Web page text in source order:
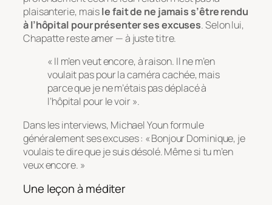
plaisanterie, maisle fait de ne jamais s’être rendu
à l’hôpital pour présenter ses excuses. Selon lui,
Chapatte reste amer — à juste titre.
« Il m’en veut encore, à raison. Il ne m’en
voulait pas pour la caméra cachée, mais
parce que je ne m’étais pas déplacé à
l’hôpital pour le voir ».
Dans les interviews, Michael Youn formule
généralement ses excuses : « Bonjour Dominique, je
voulais te dire que je suis désolé. Même si tu m’en
veux encore. »
Une leçon à méditer